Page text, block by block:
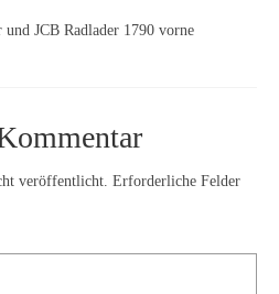
JCB Radlader 1790 vorne
veröffentlicht. Erforderliche Felder